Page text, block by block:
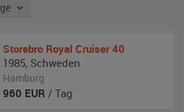
Storebro Royal Cruiser 40
1985, Schweden
Hamburg
960 EUR / Tag